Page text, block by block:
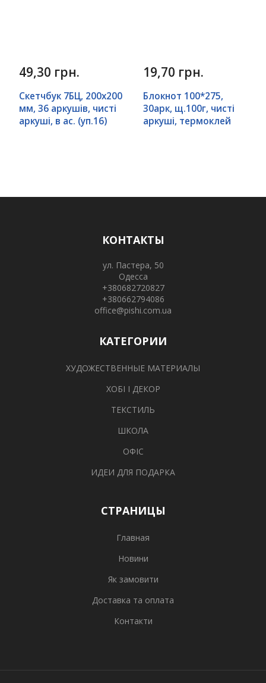
49,30 грн.
Скетчбук 7БЦ, 200х200
мм, 36 аркушів, чисті
аркуші, в ас. (уп.16)
19,70 грн.
Блокнот 100*275,
30арк, щ.100г, чисті
аркуші, термоклей
КОНТАКТЫ
ул. Пастера, 50
Одесса
+380682720827
+380662794086
office@pishi.com.ua
КАТЕГОРИИ
ХУДОЖЕСТВЕННЫЕ МАТЕРИАЛЫ
ХОБІ І ДЕКОР
ТЕКСТИЛЬ
ШКОЛА
ОФІС
ИДЕИ ДЛЯ ПОДАРКА
СТРАНИЦЫ
Главная
Новини
Як замовити
Доставка та оплата
Контакти